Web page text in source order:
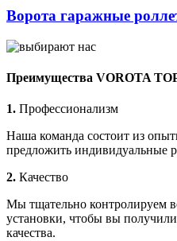
Ворота гаражные
Преимущества VOROTA
1. Профессионализм
Наша команда состоит из
предложить индивидуальные
2. Качество
Мы тщательно контролируем
установки, чтобы вы
качества.